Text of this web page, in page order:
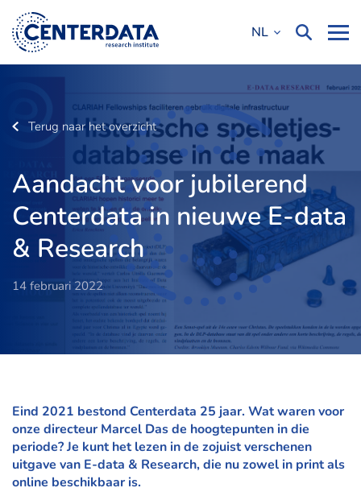
NL
Terug naar het overzicht
Aandacht voor jubilerend
Centerdata in nieuwe E-data
& Research
14 februari 2022
Eind 2021 bestond Centerdata 25 jaar. Wat waren voor
onze directeur Marcel Das de hoogtepunten in die
periode? Je kunt het lezen in de zojuist verschenen
uitgave van E-data & Research, die nu zowel in print als
online beschikbaar is.